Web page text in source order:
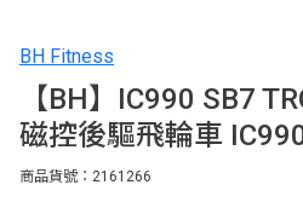
BH Fitness
【BH】IC990 SB7
磁控後驅飛輪車
商品貨號：2161266